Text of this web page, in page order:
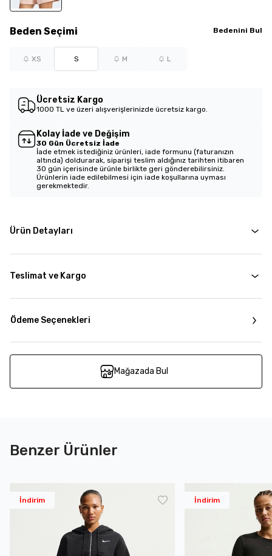
Beden Seçimi Bedenini Bul
XS S M L
Ücretsiz Kargo
1000 TL ve üzeri alışverişlerinizde ücretsiz kargo.
Kolay İade ve Değişim
30 Gün Ücretsiz İade
İade etmek istediğiniz ürünleri, iade formunu (faturanızın
altında) doldurarak, siparişi teslim aldığınız tarihten itibaren
30 gün içerisinde ürünle birlikte geri gönderebilirsiniz.
Ürünlerin iade edilebilmesi için iade koşullarına uyması
gerekmektedir.
Ürün Detayları
Teslimat ve Kargo
Ödeme Seçenekleri
Mağazada Bul
Benzer Ürünler
İndirim İndirim